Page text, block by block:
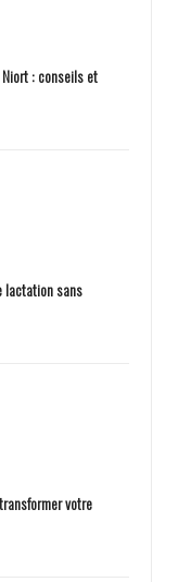
Niort : conseils et
lactation sans
votre